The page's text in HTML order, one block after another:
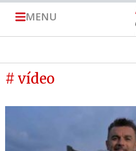
MENU
# vídeo